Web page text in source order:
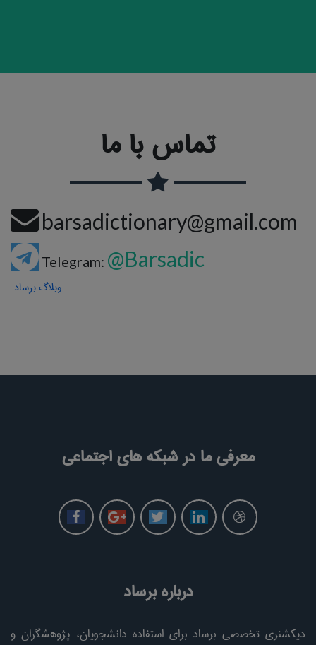
تماس با ما
barsadictionary@gmail.com
Telegram: @Barsadic
وبلاگ برساد
معرفی ما در شبکه های اجتماعی
درباره برساد
دیکشنری تخصصی برساد برای استفاده دانشجویان، پژوهشگران و